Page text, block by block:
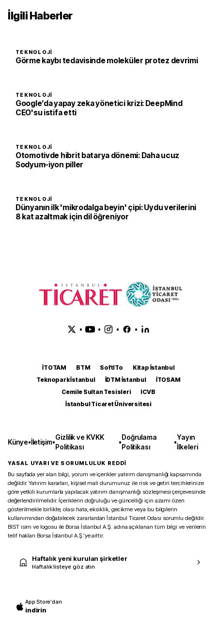
İlgili Haberler
TEKNOLOJI
Görme kaybı tedavisinde moleküler protez devrimi
TEKNOLOJI
Google’da yapay zeka yönetici krizi: DeepMind
CEO'su istifa etti
TEKNOLOJI
Otomotivde hibrit batarya dönemi: Daha ucuz
Sodyum-iyon piller
TEKNOLOJI
Dünyanın ilk 'mikrodalga beyin' çipi: Uydu verilerini
8 kat azaltmak için dil öğreniyor
• • • •
İTOTAM BTM SoftITo
Kitap İstanbul
Teknopark İstanbul
İDTM İstanbul
İTOSAM
Cemile Sultan Tesisleri
ICVB
İstanbul Ticaret Üniversitesi
Künye•İletişim•
Gizlilik ve KVKK
Politikası
•
Doğrulama
Politikası
•
Yayın
İlkeleri
YASAL UYARI VE SORUMLULUK REDDİ
Bu sayfada yer alan bilgi, yorum ve içerikler yatırım danışmanlığı kapsamında
değildir. Yatırım kararları, kişisel mali durumunuz ile risk ve getiri tercihlerinize
göre yetkili kurumlarla yapılacak yatırım danışmanlığı sözleşmesi çerçevesinde
değerlendirilmelidir. İçeriklerin doğruluğu ve güncelliği için azami özen
gösterilmekle birlikte, olası hata, eksiklik, gecikme veya bu bilgilerin
kullanımından doğabilecek zararlardan İstanbul Ticaret Odası sorumlu değildir.
BIST isim ve logosu ile Borsa İstanbul A.Ş. adına açıklanan tüm bilgi ve verilerin
telif hakları Borsa İstanbul A.Ş.’ye aittir.
Haftalık yeni kurulan şirketler
Haftalık listeye göz atın
App Store'dan
indirin